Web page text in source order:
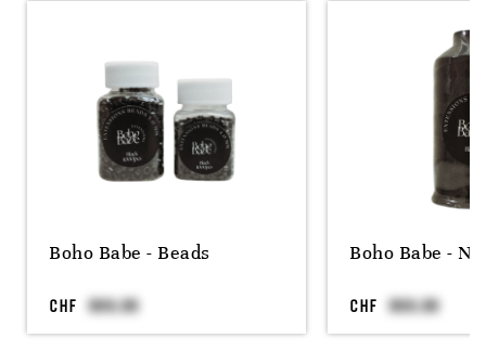
Boho Babe - Beads
CHF
Boho Babe -
CHF